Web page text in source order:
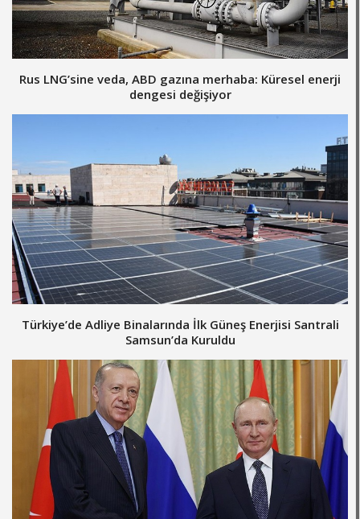
Rus LNG’sine veda, ABD gazına merhaba: Küresel enerji
dengesi değişiyor
Türkiye’de Adliye Binalarında İlk Güneş Enerjisi Santrali
Samsun’da Kuruldu